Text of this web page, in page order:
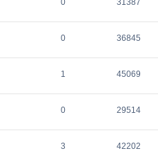
0 31387
0 36845
1 45069
0 29514
3 42202